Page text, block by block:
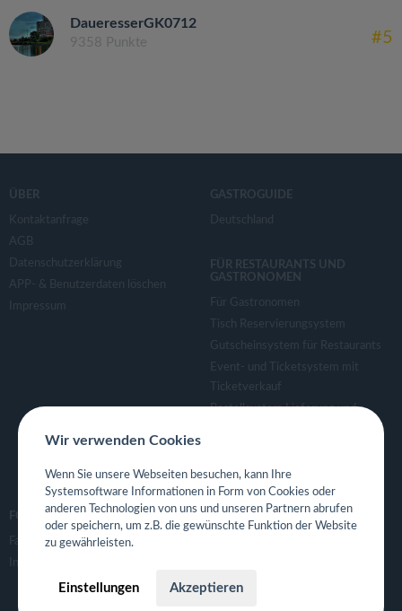
DaueresserGK0712
9358 Punkte #5
ÜBER
Kontaktanfrage
AGB
Datenschutzerklärung
APP- & Benutzerdaten löschen
Impressum
GASTROGUIDE
Deutschland
FÜR RESTAURANTS UND
GASTRONOMEN
Für Gastronomen
Tisch Reservierungsystem
Gutscheinsystem für Restaurants
Event- und Ticketsystem mit
Ticketverkauf
Bestellsystem Lieferung und
Eigene App für Restaurant
FOLGE UNS
Facebook
Instagram
Wir verwenden Cookies
Wenn Sie unsere Webseiten besuchen, kann Ihre
Systemsoftware Informationen in Form von Cookies oder
anderen Technologien von uns und unseren Partnern abrufen
oder speichern, um z.B. die gewünschte Funktion der Website
zu gewährleisten.
Einstellungen Akzeptieren